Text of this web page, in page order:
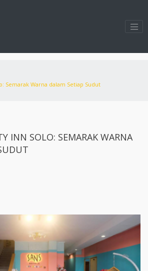
Semarak Warna dalam Setiap Sudut
INN SOLO: SEMARAK WARNA